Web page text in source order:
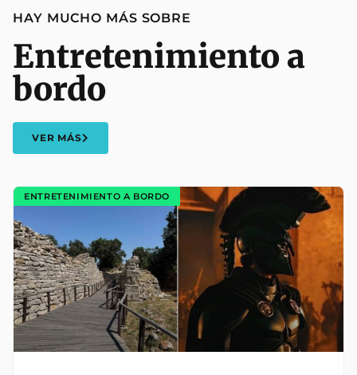
HAY MUCHO MÁS SOBRE
Entretenimiento a
bordo
VER MÁS
ENTRETENIMIENTO A BORDO